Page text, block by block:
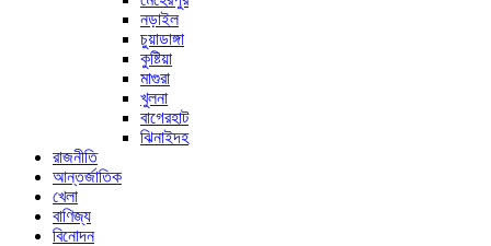
নড়াইল
চুয়াডাঙ্গা
কুষ্টিয়া
মাগুরা
খুলনা
বাগেরহাট
ঝিনাইদহ
রাজনীতি
আন্তর্জাতিক
খেলা
বাণিজ্য
বিনোদন